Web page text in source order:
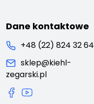
Dane kontaktowe
+48 (22) 824 32 64
sklep@kiehl-
zegarski.pl